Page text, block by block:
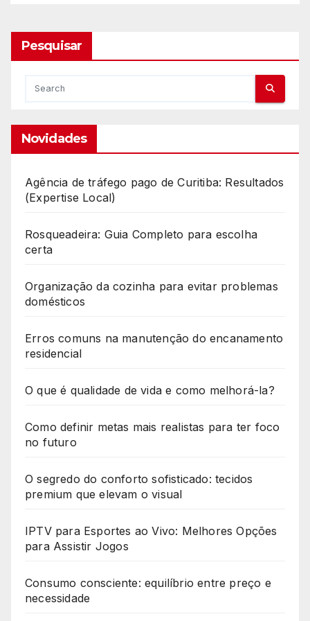
Pesquisar
Novidades
Agência de tráfego pago de Curitiba: Resultados
(Expertise Local)
Rosqueadeira: Guia Completo para escolha
certa
Organização da cozinha para evitar problemas
domésticos
Erros comuns na manutenção do encanamento
residencial
O que é qualidade de vida e como melhorá-la?
Como definir metas mais realistas para ter foco
no futuro
O segredo do conforto sofisticado: tecidos
premium que elevam o visual
IPTV para Esportes ao Vivo: Melhores Opções
para Assistir Jogos
Consumo consciente: equilíbrio entre preço e
necessidade